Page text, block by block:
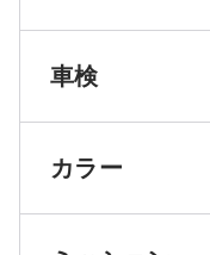
車検
カラー